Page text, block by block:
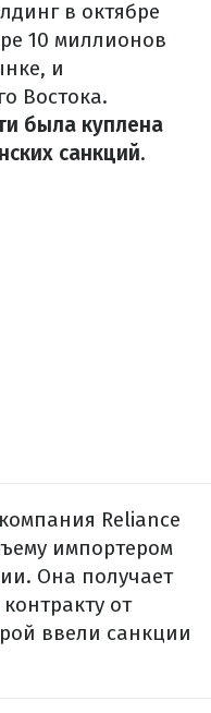
в октябре
10 миллионов
и
Востока.
была куплена
санкций.
Reliance
импортером
Она получает
от
ввели санкции